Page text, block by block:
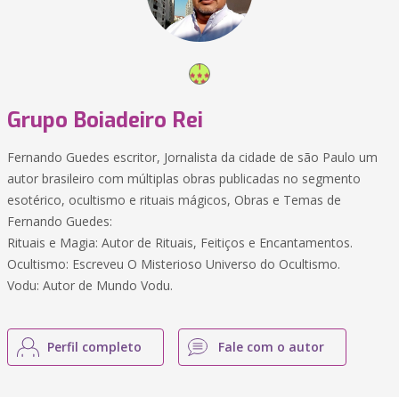
Grupo Boiadeiro Rei
Fernando Guedes escritor, Jornalista da cidade de são Paulo um
autor brasileiro com múltiplas obras publicadas no segmento
esotérico, ocultismo e rituais mágicos, Obras e Temas de
Fernando Guedes:
Rituais e Magia: Autor de Rituais, Feitiços e Encantamentos.
Ocultismo: Escreveu O Misterioso Universo do Ocultismo.
Vodu: Autor de Mundo Vodu.
Perfil completo Fale com o autor